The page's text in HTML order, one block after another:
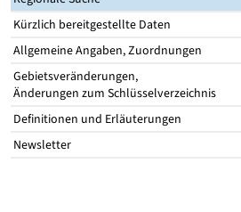
Kürzlich bereitgestellte Daten
Allgemeine Angaben, Zuordnungen
Gebietsveränderungen,
Änderungen zum Schlüsselverzeichnis
Definitionen und Erläuterungen
Newsletter